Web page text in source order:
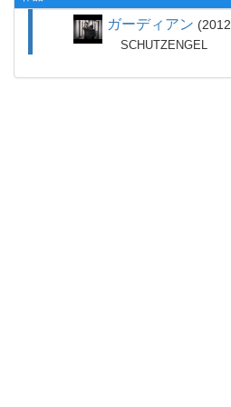
ガーディアン 2012
SCHUTZENGEL